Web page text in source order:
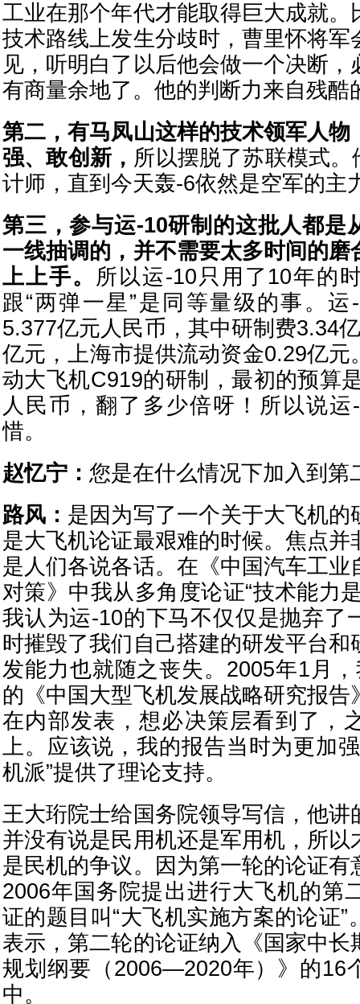
工业在那个年代才能取得巨大成就。
技术路线上发生分歧时，曹里怀将军
见，听明白了以后他会做一个决断
有商量余地了。他的判断力来自残酷
第二，有马凤山这样的技术领军人物
强、敢创新， 所以摆脱了苏联模式
计师，直到今天轰-6依然是空军的主
第三，参与运-10研制的这批人都是
一线抽调的，并不需要太多时间的磨
上上手。 所以运-10只用了10年的
跟“两弹一星”是同等量级的事。
5.377亿元人民币，其中研制费3.34
亿元，上海市提供流动资金0.29亿元
动大飞机C919的研制，最初的预算
人民币，翻了多少倍呀！所以说
惜。
赵忆宁： 您是在什么情况下加入到第
路风： 是因为写了一个关于大飞机的
是大飞机论证最艰难的时候。焦点并
是人们各说各话。在《中国汽车工业
对策》中我从多角度论证“技术能力
我认为运-10的下马不仅仅是抛弃了
时摧毁了我们自己搭建的研发平台和
发能力也就随之丧失。2005年1月
的《中国大型飞机发展战略研究报告
在内部发表，想必决策层看到了，
上。应该说，我的报告当时为更加
机派”提供了理论支持。
王大珩院士给国务院领导写信，他讲
并没有说是民用机还是军用机，所以
是民机的争议。因为第一轮的论证有
2006年国务院提出进行大飞机的第
证的题目叫“大飞机实施方案的论证”
表示，第二轮的论证纳入《国家中长
规划纲要（2006—2020年）》的16
中。